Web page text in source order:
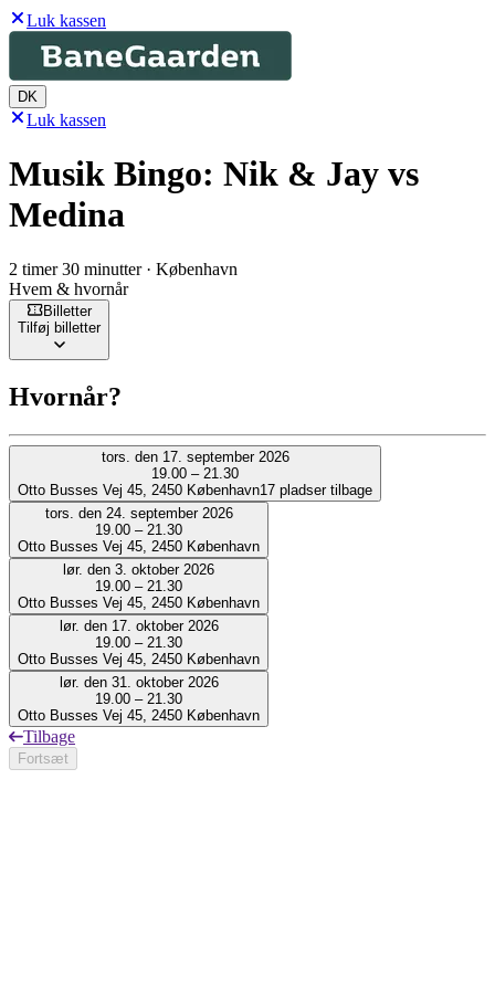
Luk kassen
DK
Luk kassen
Musik Bingo: Nik & Jay vs
Medina
2 timer 30 minutter · København
Hvem & hvornår
Billetter
Tilføj billetter
Hvornår?
tors. den 17. september 2026
19.00 – 21.30
Otto Busses Vej 45, 2450 København17 pladser tilbage
tors. den 24. september 2026
19.00 – 21.30
Otto Busses Vej 45, 2450 København
lør. den 3. oktober 2026
19.00 – 21.30
Otto Busses Vej 45, 2450 København
lør. den 17. oktober 2026
19.00 – 21.30
Otto Busses Vej 45, 2450 København
lør. den 31. oktober 2026
19.00 – 21.30
Otto Busses Vej 45, 2450 København
Tilbage
Fortsæt